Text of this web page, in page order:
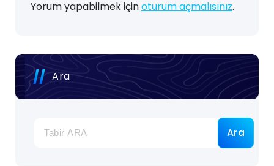
Yorum yapabilmek içinoturum açmalısınız.
Ara
Ara